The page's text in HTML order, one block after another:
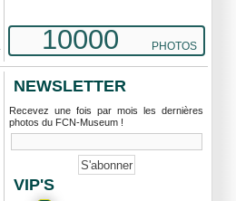
10000 PHOTOS
NEWSLETTER
Recevez une fois par mois les dernières
photos du FCN-Museum !
VIP'S